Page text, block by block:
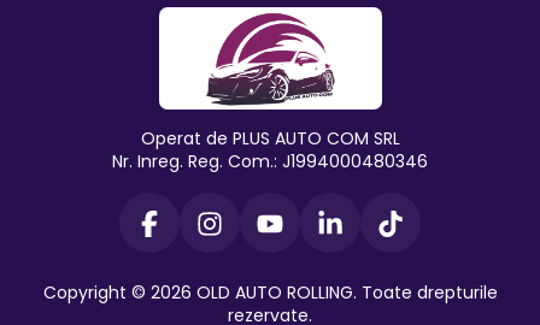
Operat de PLUS AUTO COM SRL
Nr. Inreg. Reg. Com.: J1994000480346
Copyright © 2026 OLD AUTO ROLLING. Toate drepturile
rezervate.